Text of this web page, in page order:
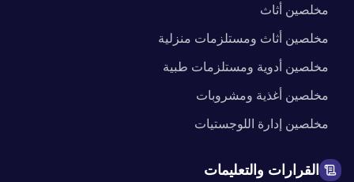
مخلصين أثاث
مخلصين أثاث ومستلزمات منزلية
مخلصين أدوية ومستلزمات طبية
مخلصين أغذية ومشروبات
مخلصين إدارة اللوجستيات
القرارات والتعليمات